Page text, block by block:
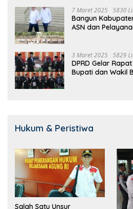
7 Maret 2025 5830
Bangun
ASN dan
3 Maret 2025 5829
DPRD Gelar
Bupati dan Wakil
Hukum & Peristiwa
Salah Satu Unsur